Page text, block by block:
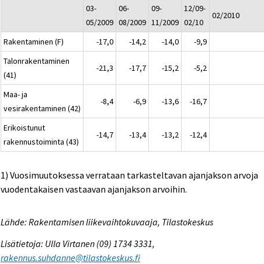
03-
05/2009
06-
08/2009
09-
11/2009
12/09-
02/10
02/2010
Rakentaminen (F) -17,0 -14,2 -14,0 -9,9
Talonrakentaminen
(41)
-21,3 -17,7 -15,2 -5,2
Maa- ja
vesirakentaminen (42)
-8,4 -6,9 -13,6 -16,7
Erikoistunut
rakennustoiminta (43)
-14,7 -13,4 -13,2 -12,4
1) Vuosimuutoksessa verrataan tarkasteltavan ajanjakson arvoja
vuodentakaisen vastaavan ajanjakson arvoihin.
Lähde: Rakentamisen liikevaihtokuvaaja, Tilastokeskus
Lisätietoja: Ulla Virtanen (09) 1734 3331,
rakennus.suhdanne@tilastokeskus.fi